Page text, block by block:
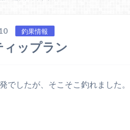
釣果情報
ィップラン
でしたが、そこそこ釣れました。